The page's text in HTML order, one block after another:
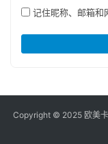
记住昵称、邮箱和
Copyright © 2025 欧美